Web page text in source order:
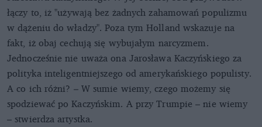
łączy to, iż "używają bez żadnych zahamowań populizmu
w dążeniu do władzy". Poza tym Holland wskazuje na
fakt, iż obaj cechują się wybujałym narcyzmem.
Jednocześnie nie uważa ona Jarosława Kaczyńskiego za
polityka inteligentniejszego od amerykańskiego populisty.
A co ich różni? – W sumie wiemy, czego możemy się
spodziewać po Kaczyńskim. A przy Trumpie – nie wiemy
– stwierdza artystka.